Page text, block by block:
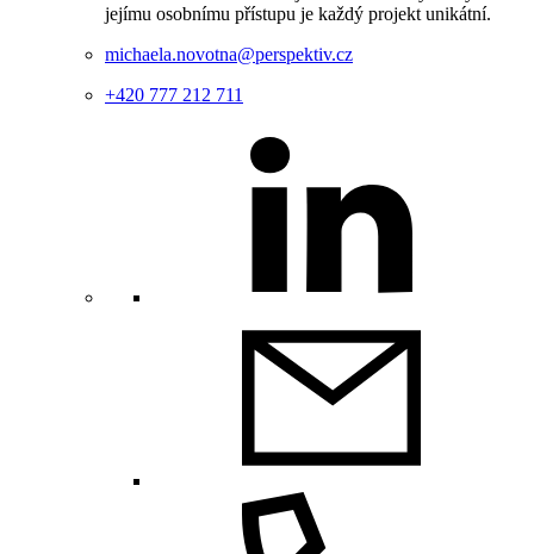
jejímu osobnímu přístupu je každý projekt unikátní.
michaela.novotna@perspektiv.cz
+420 777 212 711